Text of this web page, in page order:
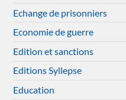
Echange de prisonniers
Economie de guerre
Edition et sanctions
Editions Syllepse
Education